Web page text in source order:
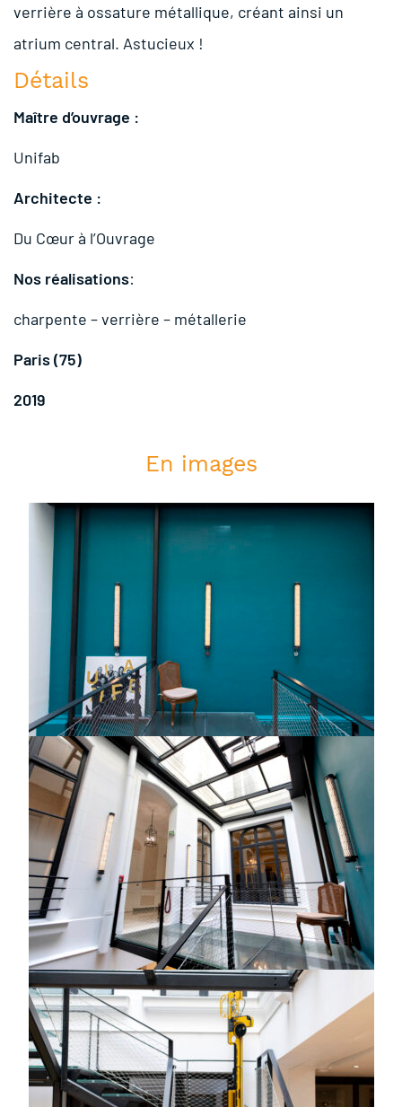
verrière à ossature métallique, créant ainsi un
atrium central. Astucieux !
Détails
Maître d’ouvrage :
Unifab
Architecte :
Du Cœur à l’Ouvrage
Nos réalisations:
charpente – verrière – métallerie
Paris (75)
2019
En images